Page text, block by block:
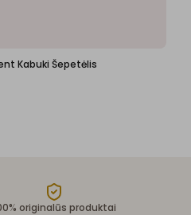
Kabuki Šepetėlis
originalūs produktai